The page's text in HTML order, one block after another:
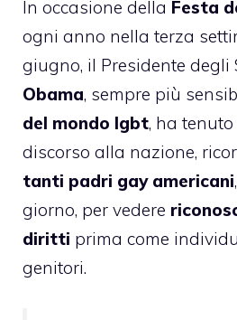
In occasione della Festa
ogni anno nella terza
giugno, il Presidente degli
Obama, sempre più
del mondo lgbt, ha
discorso alla nazione,
tanti padri gay americani
giorno, per vedere
diritti prima come
genitori.